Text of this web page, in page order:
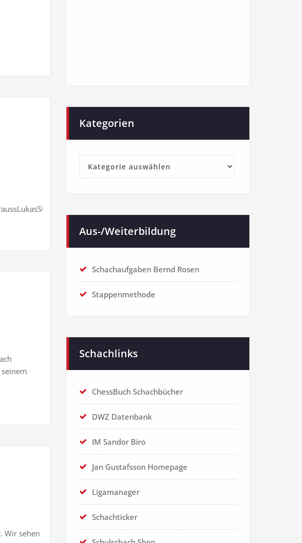
Sebastian Szygiol Theo WißmüllerEliasZeller David
Wir sehen
Kategorien
Kategorien
Aus-/Weiterbildung
Schachaufgaben Bernd Rosen
Stappenmethode
Schachlinks
ChessBuch Schachbücher
DWZ Datenbank
IM Sandor Biro
Jan Gustafsson Homepage
Ligamanager
Schachticker